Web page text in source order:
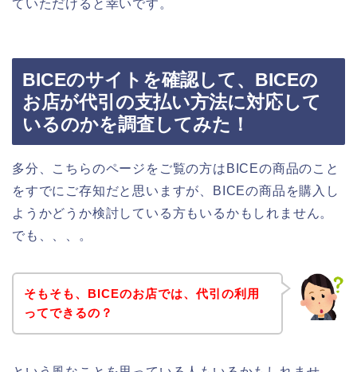
ていただけると幸いです。
BICEのサイトを確認して、BICEの
お店が代引の支払い方法に対応して
いるのかを調査してみた！
多分、こちらのページをご覧の方はBICEの商品のこと
をすでにご存知だと思いますが、BICEの商品を購入し
ようかどうか検討している方もいるかもしれません。
でも、、、。
そもそも、BICEのお店では、代引の利用
ってできるの？